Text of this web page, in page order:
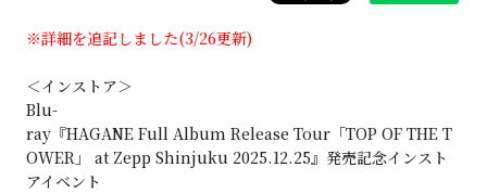
※詳細を追記しました(3/26更新)
＜インストア＞
Blu-
ray『HAGANE Full Album Release Tour「TOP OF THE T
OWER」 at Zepp Shinjuku 2025.12.25』発売記念インスト
アイベント